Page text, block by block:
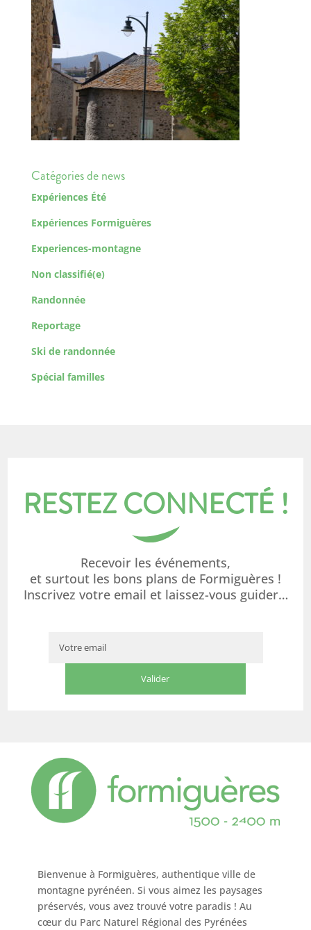
Catégories de news
Expériences Été
Expériences Formiguères
Experiences-montagne
Non classifié(e)
Randonnée
Reportage
Ski de randonnée
Spécial familles
RESTEZ CONNECTÉ !
Recevoir les événements,
et surtout les bons plans de Formiguères !
Inscrivez votre email et laissez-vous guider…
Bienvenue à Formiguères, authentique ville de
montagne pyrénéen. Si vous aimez les paysages
préservés, vous avez trouvé votre paradis ! Au
cœur du Parc Naturel Régional des Pyrénées